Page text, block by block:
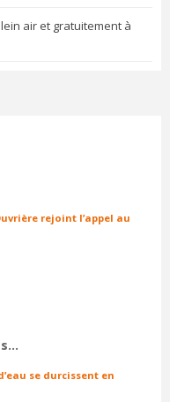
air et gratuitement à
rejoint l’appel au
se durcissent en